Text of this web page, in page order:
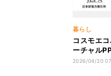
暮らし
コスモエ
ーチャル
1,000万
2026/04/20